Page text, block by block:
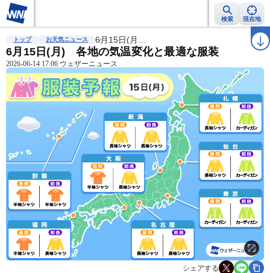
検索 現在地
雨雲レーダー 台風情報 地震情報 ラ
トップ お天気ニュース 6月15日(月…
6月15日(月) 各地の気温変化と最適な服装
2026-06-14 17:06 ウェザーニュース
シェアする